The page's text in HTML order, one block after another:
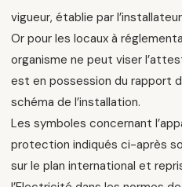
vigueur, établie par
Or pour les locaux à
organisme ne peut viser
est en possession du rapport
schéma de l’installation.
Les symboles concernant
protection indiqués ci-après
sur le plan international et